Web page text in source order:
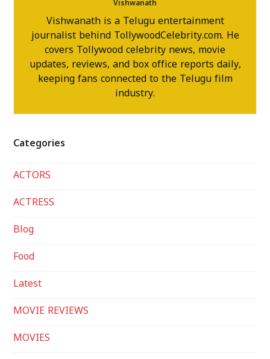
Vishwanath
Vishwanath is a Telugu entertainment
journalist behind TollywoodCelebrity.com. He
covers Tollywood celebrity news, movie
updates, reviews, and box office reports daily,
keeping fans connected to the Telugu film
industry.
Categories
ACTORS
ACTRESS
Blog
Food
Latest
MOVIE REVIEWS
MOVIES